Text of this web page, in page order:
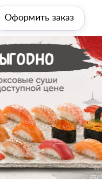
Оформить заказ